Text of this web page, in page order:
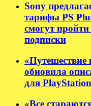
Sony
тарифы PS
смогут
подписки
«Путешествие
обновила
для
«Все